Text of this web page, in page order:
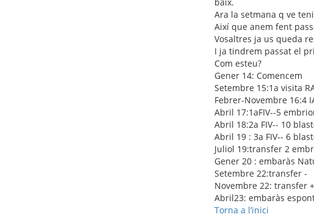
Ara la setmana q ve
Així que anem fent
Vosaltres ja us queda
I ja tindrem passat el
Com esteu?
Gener 14: Comencem
Setembre 15:1a visita
Febrer-Novembre 16:4
Abril 17:1aFIV--5
Abril 18:2a FIV-- 10
Abril 19 : 3a FIV-- 6
Juliol 19:transfer 2
Gener 20 : embaràs
Setembre 22:transfer -
Novembre 22: transfer
Abril23: embaràs
Torna a l’inici